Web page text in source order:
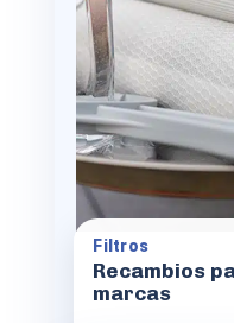
Filtros
Recambios
marcas